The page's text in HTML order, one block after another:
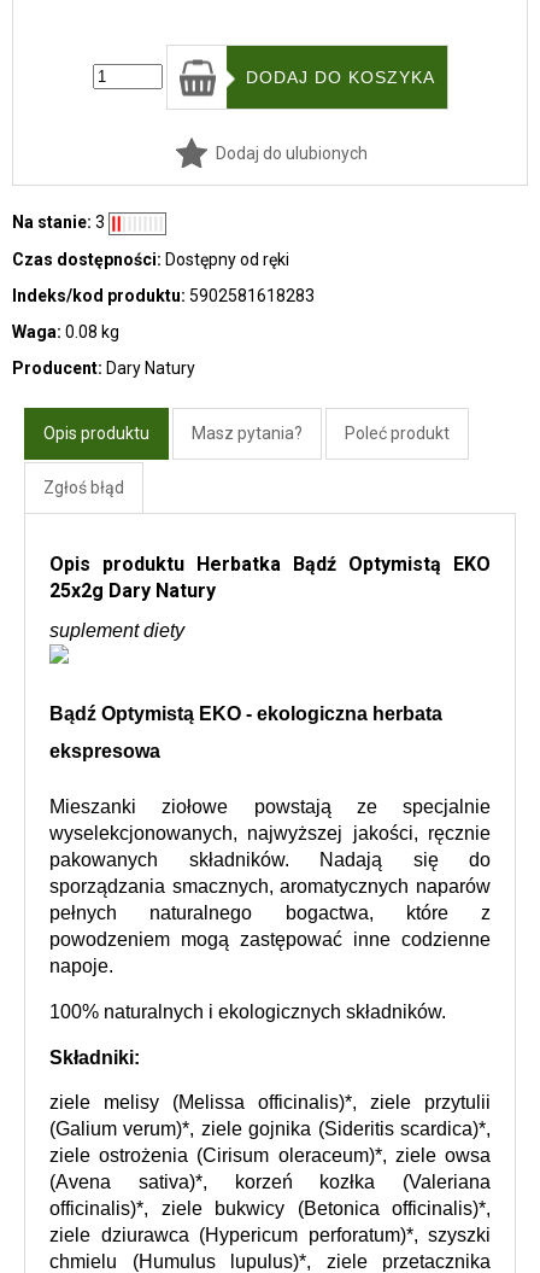
Dodaj do ulubionych
Na stanie: 3
Czas dostępności: Dostępny od ręki
Indeks/kod produktu: 5902581618283
Waga: 0.08 kg
Producent: Dary Natury
Opis produktu Masz pytania? Poleć produkt
Zgłoś błąd
Opis produktu Herbatka Bądź Optymistą EKO
25x2g Dary Natury
suplement diety
Bądź Optymistą EKO - ekologiczna herbata
ekspresowa
Mieszanki ziołowe powstają ze specjalnie
wyselekcjonowanych, najwyższej jakości, ręcznie
pakowanych składników. Nadają się do
sporządzania smacznych, aromatycznych naparów
pełnych naturalnego bogactwa, które z
powodzeniem mogą zastępować inne codzienne
napoje.
100% naturalnych i ekologicznych składników.
Składniki:
ziele melisy (Melissa officinalis)*, ziele przytulii
(Galium verum)*, ziele gojnika (Sideritis scardica)*,
ziele ostrożenia (Cirisum oleraceum)*, ziele owsa
(Avena sativa)*, korzeń kozłka (Valeriana
officinalis)*, ziele bukwicy (Betonica officinalis)*,
ziele dziurawca (Hypericum perforatum)*, szyszki
chmielu (Humulus lupulus)*, ziele przetacznika